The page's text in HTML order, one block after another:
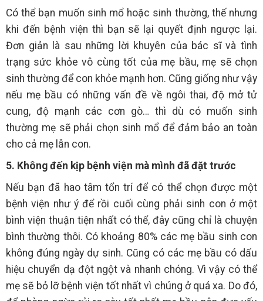
Có thể bạn muốn sinh mổ hoặc sinh thường, thế nhưng
khi đến bệnh viện thì bạn sẽ lại quyết định ngược lại.
Đơn giản là sau những lời khuyên của bác sĩ và tình
trạng sức khỏe vô cùng tốt của mẹ bầu, mẹ sẽ chọn
sinh thường để con khỏe mạnh hơn. Cũng giống như vậy
nếu mẹ bầu có những vấn đề về ngôi thai, độ mở tử
cung, độ mạnh các cơn gò… thì dù có muốn sinh
thường mẹ sẽ phải chọn sinh mổ để đảm bảo an toàn
cho cả mẹ lẫn con.
5. Không đến kịp bệnh viện mà mình đã đặt trước
Nếu bạn đã hao tâm tổn trí để có thể chọn được một
bệnh viện như ý để rồi cuối cùng phải sinh con ở một
bình viện thuận tiện nhất có thể, đây cũng chỉ là chuyện
bình thường thôi. Có khoảng 80% các mẹ bầu sinh con
không đúng ngày dự sinh. Cũng có các mẹ bầu có dấu
hiệu chuyển dạ đột ngột và nhanh chóng. Vì vậy có thể
mẹ sẽ bỏ lỡ bệnh viện tốt nhất vì chúng ở quá xa. Do đó,